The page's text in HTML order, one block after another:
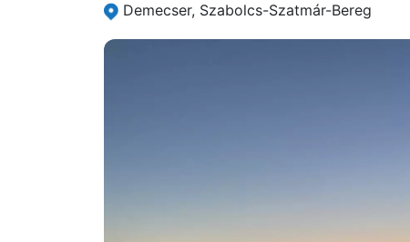
Demecser, Szabolcs-Szatmár-Bereg